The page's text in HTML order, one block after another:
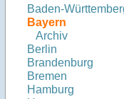
Baden-
Bayern
Archiv
Berlin
Brandenburg
Bremen
Hamburg